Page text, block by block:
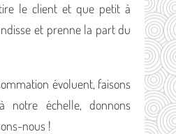
le client et que petit à
et prenne la part du
évoluent, faisons
notre échelle, donnons
nous !